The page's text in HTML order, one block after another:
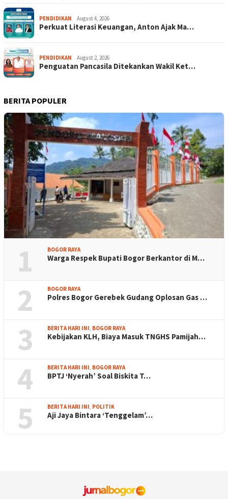
PENDIDIKAN August 4, 2026
Perkuat Literasi Keuangan, Anton Ajak Ma…
PENDIDIKAN August 2, 2026
Penguatan Pancasila Ditekankan Wakil Ket…
BERITA POPULER
1 BOGOR RAYA
Warga Respek Bupati Bogor Berkantor di M…
2 BOGOR RAYA
Polres Bogor Gerebek Gudang Oplosan Gas …
3 BERITA HARI INI, BOGOR RAYA
Kebijakan KLH, Biaya Masuk TNGHS Pamijah…
4 BERITA HARI INI, BOGOR RAYA
BPTJ ‘Nyerah’ Soal Biskita T…
5 BERITA HARI INI, POLITIK
Aji Jaya Bintara ‘Tenggelam’…